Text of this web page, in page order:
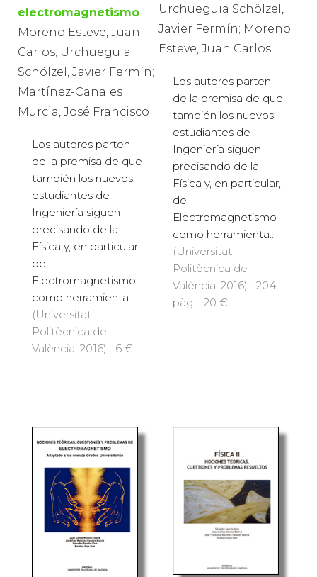
electromagnetismo
Moreno Esteve, Juan
Carlos; Urchueguia
Schölzel, Javier Fermín;
Martínez-Canales
Murcia, José Francisco
Los autores parten
de la premisa de que
también los nuevos
estudiantes de
Ingeniería siguen
precisando de la
Física y, en particular,
del
Electromagnetismo
como herramienta...
(Universitat
Politècnica de
València, 2016) · 6 €
Urchueguia Schölzel,
Javier Fermín; Moreno
Esteve, Juan Carlos
Los autores parten
de la premisa de que
también los nuevos
estudiantes de
Ingeniería siguen
precisando de la
Física y, en particular,
del
Electromagnetismo
como herramienta...
(Universitat
Politècnica de
València, 2016) · 204
pàg. · 20 €